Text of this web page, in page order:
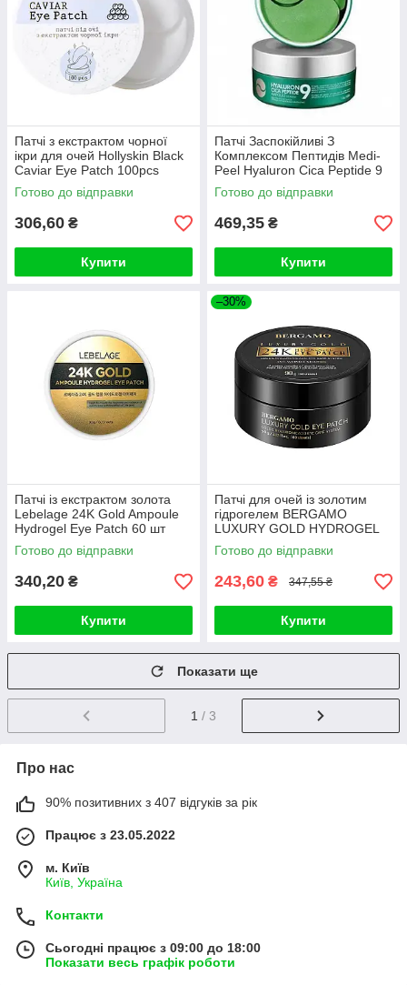
Патчі з екстрактом чорної
ікри для очей Hollyskin Black
Caviar Eye Patch 100pcs
Готово до відправки
306,60 ₴
Купити
Патчі Заспокійливі З
Комплексом Пептидів Medi-
Peel Hyaluron Cica Peptide 9
Ampoule Eye Patch
Готово до відправки
469,35 ₴
Купити
Патчі із екстрактом золота
Lebelage 24K Gold Ampoule
Hydrogel Eye Patch 60 шт
Готово до відправки
340,20 ₴
Купити
–30%
Патчі для очей із золотим
гідрогелем BERGAMO
LUXURY GOLD HYDROGEL
EYE PATCH (60PCS)
Готово до відправки
243,60 ₴ 347,55 ₴
Купити
Показати ще
1 / 3
Про нас
90% позитивних з 407 відгуків за рік
Працює з 23.05.2022
м. Київ
Київ, Україна
Контакти
Сьогодні працює з 09:00 до 18:00
Показати весь графік роботи